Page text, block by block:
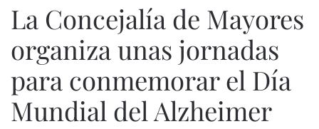
La Concejalía de Mayores
organiza unas jornadas
para conmemorar el Día
Mundial del Alzheimer